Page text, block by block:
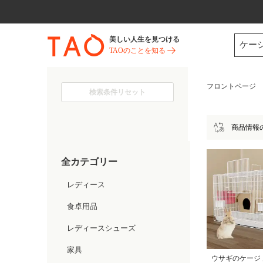
今だけ! 最大65％OFF! |ファッシ
美しい人生を見つける
TAOのことを知る
ケー
検索条件リセット
全カテゴリー
レディース
食卓用品
レディースシューズ
家具
フロントページ
商品情報
ウサギのケージ